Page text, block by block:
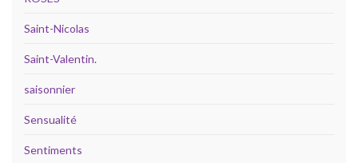
Saint-Nicolas
Saint-Valentin.
saisonnier
Sensualité
Sentiments